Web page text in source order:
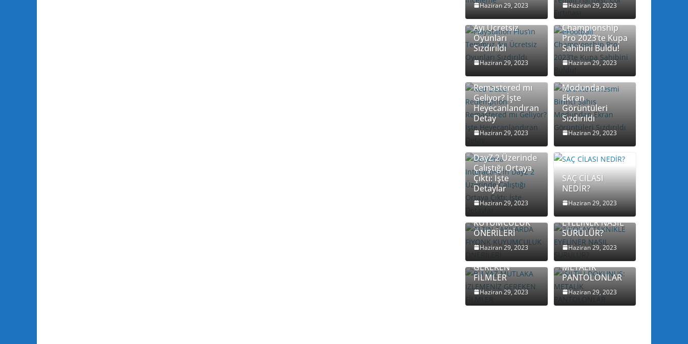
Haziran 29, 2023 Haziran 29, 2023
PlayStation
Plus’ın Temmuz
Ayı Ücretsiz
Oyunları
Sızdırıldı
Haziran 29, 2023
eFootball
Championship
Pro 2023’te Kupa
Sahibini Buldu!
Haziran 29, 2023
Red Dead
Redemption
Remastered mı
Geliyor? İşte
Heyecanlandıran
Detay
Haziran 29, 2023
Fortnite’ın Resmi
Birinci Şahıs
Modundan
Ekran
Görüntüleri
Sızdırıldı
Haziran 29, 2023
Bohemia
Interactive’in
DayZ 2 Üzerinde
Çalıştığı Ortaya
Çıktı: İşte
Detaylar
Haziran 29, 2023
SAÇ CİLASI
NEDİR?
Haziran 29, 2023
ALTIN
TAKILARDA
KUYUMCULUK
ÖNERİLERİ
Haziran 29, 2023
3 KOLAY
TEKNİKLE
EYELİNER NASIL
SÜRÜLÜR?
Haziran 29, 2023
BU YAZ
MUTLAKA
İZLEMENİZ
GEREKEN
FİLMLER
Haziran 29, 2023
IŞILTILI
DOKUNUŞ:
METALİK
PANTOLONLAR
Haziran 29, 2023